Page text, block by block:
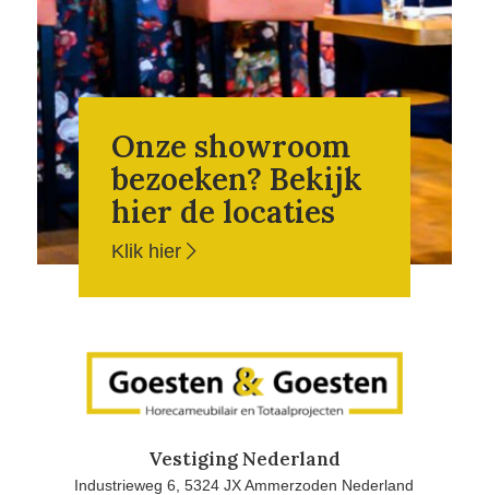
Onze showroom
bezoeken? Bekijk
hier de locaties
Klik hier
Vestiging Nederland
Industrieweg 6, 5324 JX Ammerzoden Nederland